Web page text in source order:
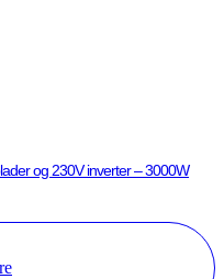
og 230V inverter – 3000W